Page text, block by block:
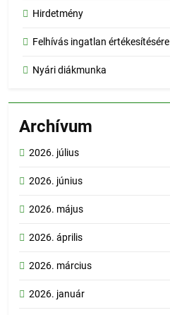
Hirdetmény
Felhívás ingatlan értékesítésére
Nyári diákmunka
Archívum
2026. július
2026. június
2026. május
2026. április
2026. március
2026. január